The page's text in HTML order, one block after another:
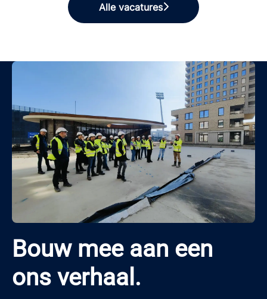
Alle vacatures
Bouw mee aan een
ons verhaal.